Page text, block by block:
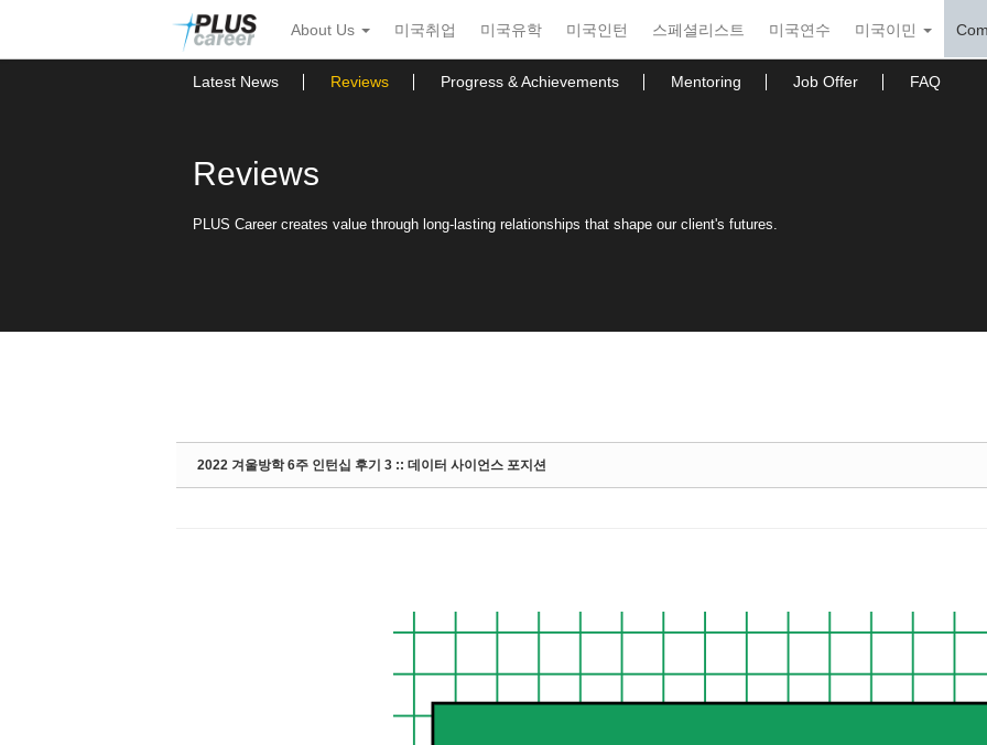
뉴
토
About Us 미국취업 미국유학 미국인턴 스페셜리스트 미국연수 미국이민
Latest News Reviews Progress & Achievements Mentoring Job Offer FAQ
Reviews
PLUS Career creates value through long-lasting relationships that shape our client's futures.
2022 겨울방학 6주 인턴십 후기 3 :: 데이터 사이언스 포지션